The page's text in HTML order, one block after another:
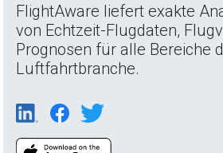
FlightAware liefert exakte
von Echtzeit-Flugdaten,
Prognosen für alle Bereiche
Luftfahrtbranche.